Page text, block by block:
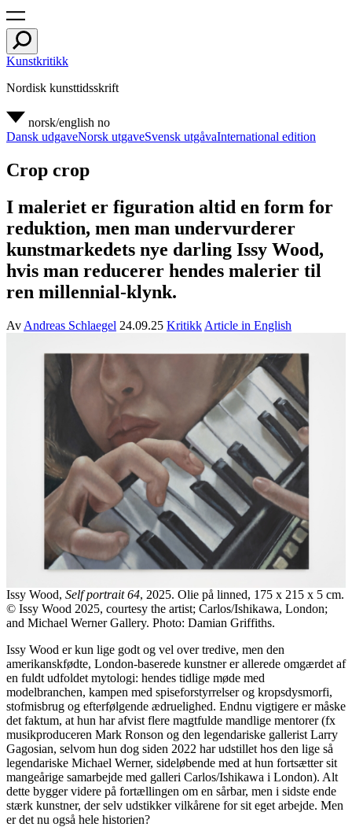
Kunstkritikk
Nordisk kunsttidsskrift
norsk/english no
Dansk udgaveNorsk utgaveSvensk utgåvaInternational edition
Crop crop
I maleriet er figuration altid en form for
reduktion, men man undervurderer
kunstmarkedets nye darling Issy Wood,
hvis man reducerer hendes malerier til
ren millennial-klynk.
Av Andreas Schlaegel 24.09.25 Kritikk Article in English
Issy Wood, Self portrait 64, 2025. Olie på linned, 175 x 215 x 5 cm.
© Issy Wood 2025, courtesy the artist; Carlos/Ishikawa, London;
and Michael Werner Gallery. Photo: Damian Griffiths.
Issy Wood er kun lige godt og vel over tredive, men den
amerikanskfødte, London-baserede kunstner er allerede omgærdet af
en fuldt udfoldet mytologi: hendes tidlige møde med
modelbranchen, kampen med spiseforstyrrelser og kropsdysmorfi,
stofmisbrug og efterfølgende ædruelighed. Endnu vigtigere er måske
det faktum, at hun har afvist flere magtfulde mandlige mentorer (fx
musikproduceren Mark Ronson og den legendariske gallerist Larry
Gagosian, selvom hun dog siden 2022 har udstillet hos den lige så
legendariske Michael Werner, sideløbende med at hun fortsætter sit
mangeårige samarbejde med galleri Carlos/Ishikawa i London). Alt
dette bygger videre på fortællingen om en sårbar, men i sidste ende
stærk kunstner, der selv udstikker vilkårene for sit eget arbejde. Men
er det nu også hele historien?